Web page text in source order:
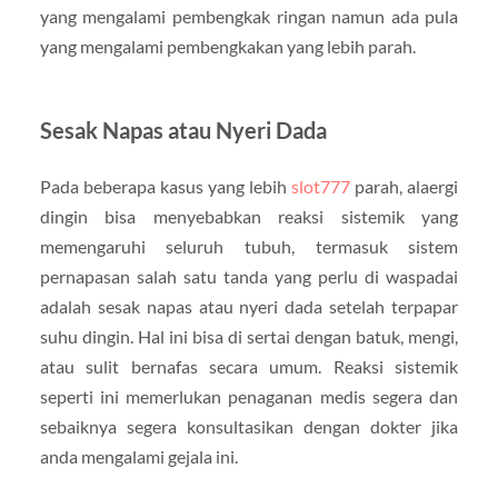
yang mengalami pembengkak ringan namun ada pula
yang mengalami pembengkakan yang lebih parah.
Sesak Napas atau Nyeri Dada
Pada beberapa kasus yang lebihslot777 parah, alaergi
dingin bisa menyebabkan reaksi sistemik yang
memengaruhi seluruh tubuh, termasuk sistem
pernapasan salah satu tanda yang perlu di waspadai
adalah sesak napas atau nyeri dada setelah terpapar
suhu dingin. Hal ini bisa di sertai dengan batuk, mengi,
atau sulit bernafas secara umum. Reaksi sistemik
seperti ini memerlukan penaganan medis segera dan
sebaiknya segera konsultasikan dengan dokter jika
anda mengalami gejala ini.